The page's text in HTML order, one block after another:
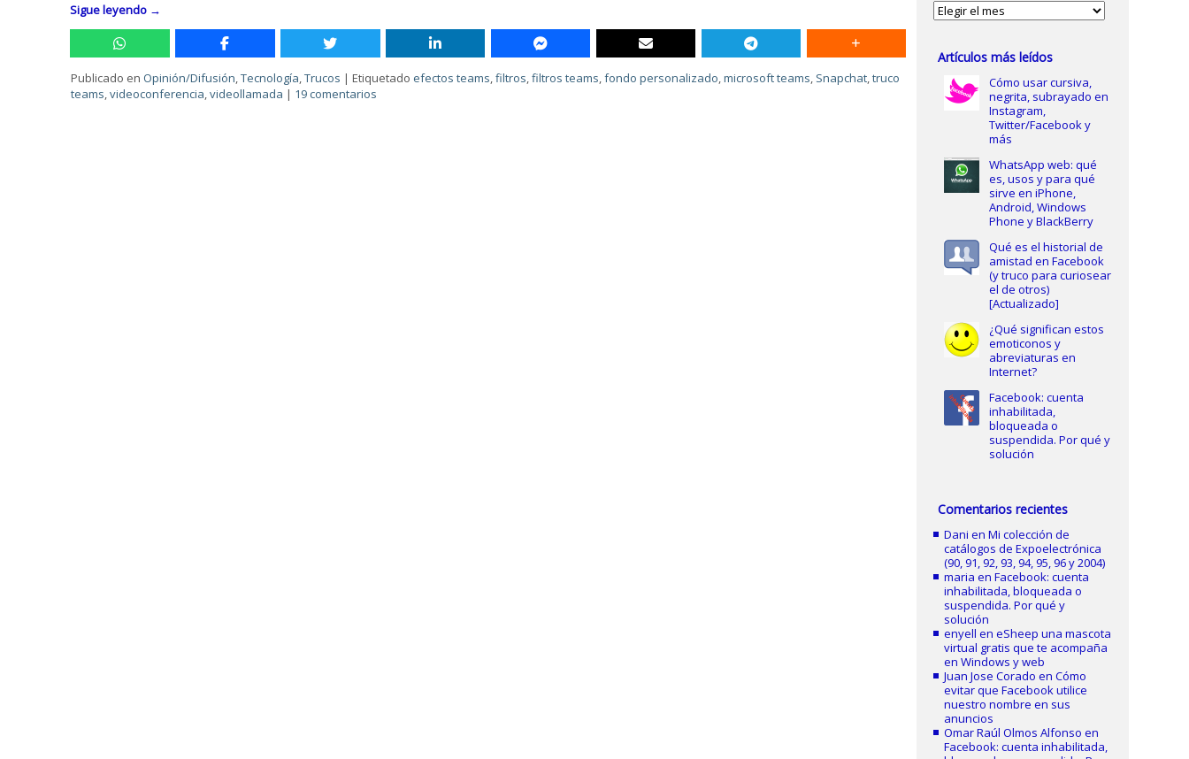
Sigue leyendo →
Publicado en Opinión/Difusión,Tecnología,Trucos |Etiquetado efectos teams,filtros,filtros teams,fondo personalizado,microsoft teams, Snapchat,truco
teams,videoconferencia,videollamada | 19 comentarios
Archivos
Artículos más leídos
Cómo usar cursiva,
negrita, subrayado en
Instagram,
Twitter/Facebook y
más
WhatsApp web: qué
es, usos y para qué
sirve en iPhone,
Android, Windows
Phone y BlackBerry
Qué es el historial de
amistad en Facebook
(y truco para curiosear
el de otros)
[Actualizado]
¿Qué significan estos
emoticonos y
abreviaturas en
Internet?
Facebook: cuenta
inhabilitada,
bloqueada o
suspendida. Por qué y
solución
Comentarios recientes
Dani enMi colección de
catálogos de Expoelectrónica
(90, 91, 92, 93, 94, 95, 96 y 2004)
maria enFacebook: cuenta
inhabilitada, bloqueada o
suspendida. Por qué y
solución
enyell eneSheep una mascota
virtual gratis que te acompaña
en Windows y web
Juan Jose Corado enCómo
evitar que Facebook utilice
nuestro nombre en sus
anuncios
Omar Raúl Olmos Alfonso en
Facebook: cuenta inhabilitada,